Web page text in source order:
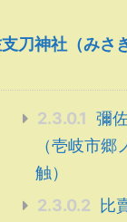
刀神社（みさ
2.3.0.1
彌
（壱岐市郷
触）
2.3.0.2
比